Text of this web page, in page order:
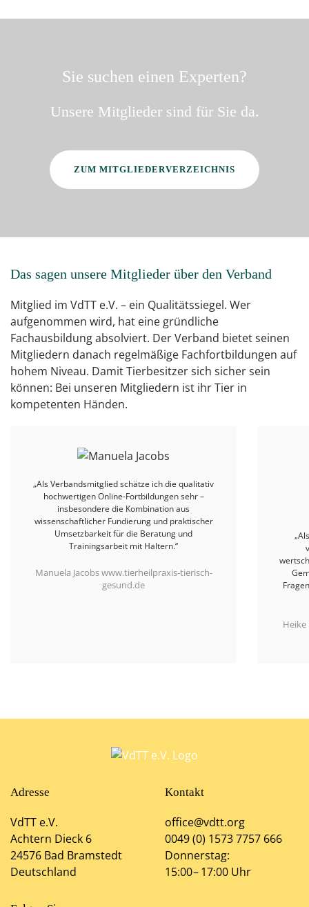
Sie suchen einen Experten?
Unsere Mitglieder sind für Sie da.
ZUM MITGLIEDERVERZEICHNIS
Das sagen unsere Mitglieder über den Verband
Mitglied im VdTT e.V. – ein Qualitätssiegel. Wer
aufgenommen wird, hat eine gründliche
Fachausbildung absolviert. Der Verband bietet seinen
Mitgliedern danach regelmäßige Fachfortbildungen auf
hohem Niveau. Damit Tierbesitzer sich sicher sein
können: Bei unseren Mitgliedern ist ihr Tier in
kompetenten Händen.
„Als Mitglied im Verband schätze ich die
vielfältigen Fortbildungen und den
Gemeinschaft, in der Erfahrungen geteilt,
Fragen offen diskutiert und neue Perspektiven
Adresse
VdTT e.V.
Achtern Dieck 6
24576 Bad Bramstedt
Deutschland
Kontakt
office@vdtt.org
0049 (0) 1573 7757 666
Donnerstag:
15:00 – 17:00 Uhr